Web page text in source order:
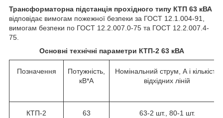
Трансформаторна підстанція прохідного типу КТП 63 кВА
відповідає вимогам пожежної безпеки за ГОСТ 12.1.004-91,
вимогам безпеки по ГОСТ 12.2.007.0-75 та ГОСТ 12.2.007.4-
75.
Основні технічні параметри КТП-2 63 кВА
Позначення
Потужність,
кВ*А
Номінальний струм, А і кількість
відхідних ліній
КТП-2
63 63-2 шт., 80-1 шт.